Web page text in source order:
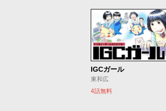
IGCガール
東和広
4話無料